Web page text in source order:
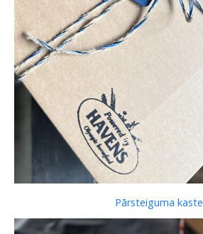
Pārsteiguma kaste